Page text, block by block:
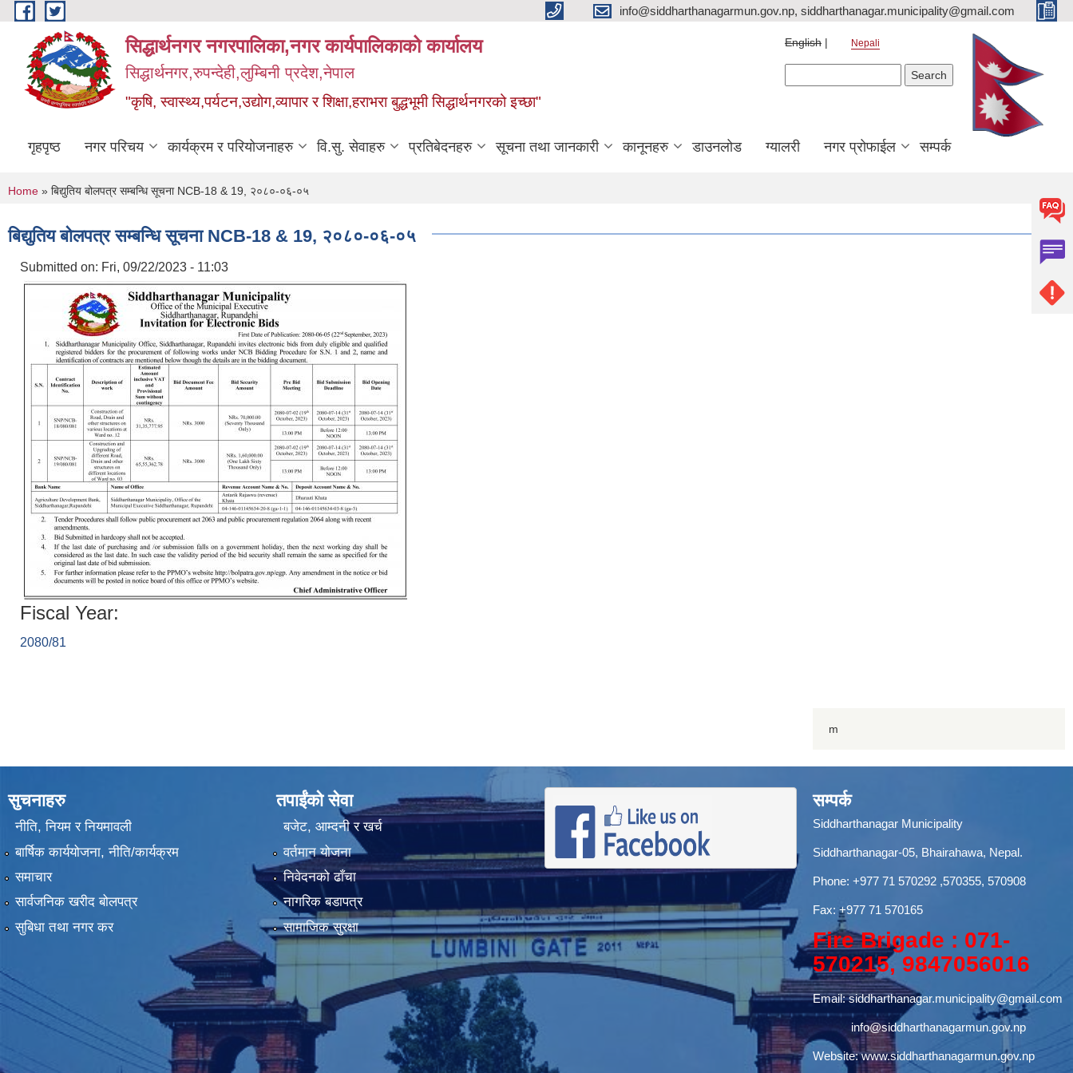
Skip to main content info@siddharthanagarmun.gov.np, siddharthanagar.municipality@gmail.com
सिद्धार्थनगर नगरपालिका,नगर कार्यपालिकाको कार्यालय
सिद्धार्थनगर,रुपन्देही,लुम्बिनी प्रदेश,नेपाल
"कृषि, स्वास्थ्य,पर्यटन,उद्योग,व्यापार र शिक्षा,हराभरा बुद्धभूमी सिद्धार्थनगरको इच्छा"
English Nepali
गृहपृष्ठ नगर परिचय कार्यक्रम र परियोजनाहरु वि.सु. सेवाहरु प्रतिबेदनहरु सूचना तथा जानकारी कानूनहरु डाउनलोड ग्यालरी नगर प्रोफाईल सम्पर्क
You are here
Home » बिद्युतिय बोलपत्र सम्बन्धि सूचना NCB-18 & 19, २०८०-०६-०५
बिद्युतिय बोलपत्र सम्बन्धि सूचना NCB-18 & 19, २०८०-०६-०५
Submitted on: Fri, 09/22/2023 - 11:03
Fiscal Year:
2080/81
m
सुचनाहरु
नीति, नियम र नियमावली
बार्षिक कार्ययोजना, नीति/कार्यक्रम
समाचार
सार्वजनिक खरीद बोलपत्र
सुबिधा तथा नगर कर
तपाईंको सेवा
बजेट, आम्दनी र खर्च
वर्तमान योजना
निवेदनको ढाँचा
नागरिक बडापत्र
सामाजिक सुरक्षा
सम्पर्क
Siddharthanagar Municipality
Siddharthanagar-05, Bhairahawa, Nepal.
Phone: +977 71 570292 ,570355, 570908
Fax: +977 71 570165
Fire Brigade : 071-
570215, 9847056016
Email:siddharthanagar.municipality@gmail.com
info@siddharthanagarmun.gov.np
Website:www.siddharthanagarmun.gov.np